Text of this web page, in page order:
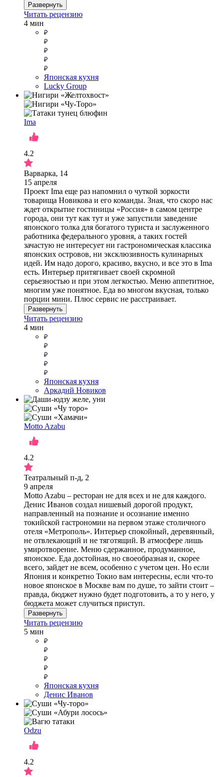
Развернуть
Читать рецензию
4 мин
Японская кухня
Lucky Group
Ima
4.2
Варварка, 14
15 апреля
Проект Ima еще раз напомнил о чуткой зоркости
товарища Новикова и его команды. Зная, что скоро нас
ждет открытие гостиницы «Россия» в самом центре
города, они тут как тут и уже запустили заведение
японского толка для богатого туриста и заслуженного
работника федерального уровня, а таких гостей
зачастую не интересует ни гастрономическая классика
японских островов, ни эксклюзивность кулинарных
идей. Им надо дорого, красиво, вкусно, и все это в Ima
есть. Интерьер притягивает своей скромной
серьезностью и при этом легкостью. Меню аппетитное,
многим уже понятное. Еда во многом вкусная, только
порции мини. Плюс сервис не расстраивает.
Развернуть
Читать рецензию
4 мин
Японская кухня
Аркадий Новиков
Motto Azabu
4.2
Театральный п-д, 2
9 апреля
Motto Azabu – ресторан не для всех и не для каждого.
Денис Иванов создал нишевый дорогой продукт,
направленный на познание и осознание именно
токийской гастрономии на первом этаже столичного
отеля «Метрополь». Интерьер спокойный, деревянный,
не отвлекающий и не тяготящий. В атмосфере лишь
умиротворение. Меню сдержанное, продуманное,
японское. Еда достойная, но своеобразная и, скорее
всего, зайдет не всем, особенно с учетом цен. Но если
Япония и конкретно Токио вам интересны, если что-то
новое японское в Москве вам по душе, то зайти стоит –
правда, бюджет нужно будет подготовить, а то у него, у
бюджета может случиться приступ.
Развернуть
Читать рецензию
5 мин
Японская кухня
Денис Иванов
Odzu
4.2